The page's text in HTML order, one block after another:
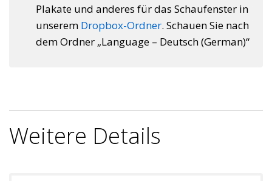
Plakate und anderes für das Schaufenster in
unserem Dropbox-Ordner. Schauen Sie nach
dem Ordner „Language – Deutsch (German)“
Weitere Details